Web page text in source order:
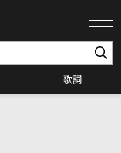
歌詞